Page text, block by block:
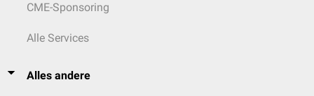
CME-Sponsoring
Alle Services
Alles andere